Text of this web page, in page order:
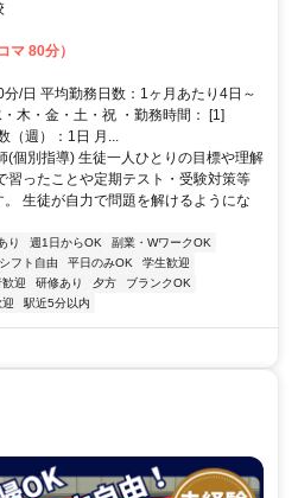
迎！
マ 80分）
/日 平均勤務日数：1ヶ月あたり4日～
木・金・土・祝 ・勤務時間： [1]
週）：1日 月...
(個別指導) 生徒一人ひとりの目標や理解
習ったことや定期テスト・受験対策等
生徒が自力で問題を解けるようにな
り 週1日からOK
副業・WワークOK
シフト自由 平日のみOK
学生歓迎
迎 研修あり 夕方
ブランクOK
駅近5分以内